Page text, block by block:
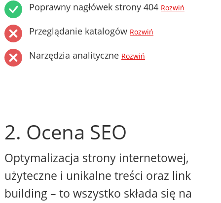
Poprawny nagłówek strony 404 Rozwiń
Przeglądanie katalogów Rozwiń
Narzędzia analityczne Rozwiń
2. Ocena SEO
Optymalizacja strony internetowej,
użyteczne i unikalne treści oraz link
building – to wszystko składa się na